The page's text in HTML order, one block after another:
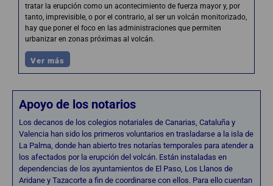
tratar la erupción como un acontecimiento de fuerza mayor y, por
tanto, imprevisible, o por el contrario, al ser un volcán monitorizado,
hay que poner el foco en las administraciones que permiten
urbanizar en zonas próximas al volcán.
Ver más
Apoyo de los notarios
Los decanos de los colegios notariales de Canarias, Cataluña y
Valencia han sido los primeros voluntarios en trasladarse a la isla de
La Palma, donde han abierto tres notarías temporales para atender a
los afectados por la erupción del volcán. Están instaladas en
dependencias de los ayuntamientos de El Paso, Los Llanos de
Aridane y Tazacorte a fin de coordinarse con ellos. Para ello cuentan